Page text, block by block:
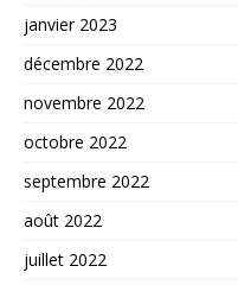
janvier 2023
décembre 2022
novembre 2022
octobre 2022
septembre 2022
août 2022
juillet 2022